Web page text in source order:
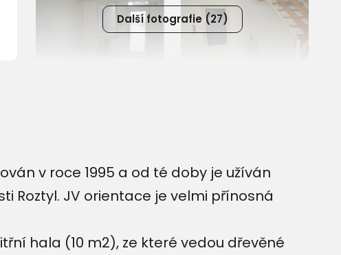
Další fotografie (27)
v roce 1995 a od té doby je užíván
Roztyl. JV orientace je velmi přínosná
hala (10 m2), ze které vedou dřevěné